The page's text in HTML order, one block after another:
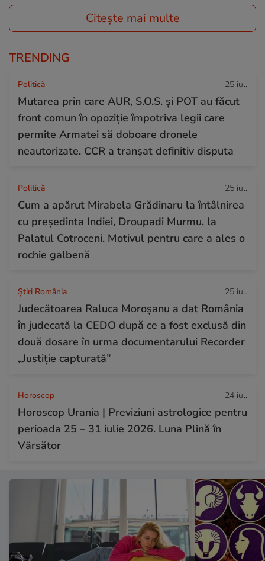
Citește mai multe
TRENDING
Politică 25 iul.
Mutarea prin care AUR, S.O.S. și POT au făcut
front comun în opoziție împotriva legii care
permite Armatei să doboare dronele
neautorizate. CCR a tranșat definitiv disputa
Politică 25 iul.
Cum a apărut Mirabela Grădinaru la întâlnirea
cu președinta Indiei, Droupadi Murmu, la
Palatul Cotroceni. Motivul pentru care a ales o
rochie galbenă
Știri România 25 iul.
Judecătoarea Raluca Moroșanu a dat România
în judecată la CEDO după ce a fost exclusă din
două dosare în urma documentarului Recorder
„Justiție capturată”
Horoscop 24 iul.
Horoscop Urania | Previziuni astrologice pentru
perioada 25 – 31 iulie 2026. Luna Plină în
Vărsător